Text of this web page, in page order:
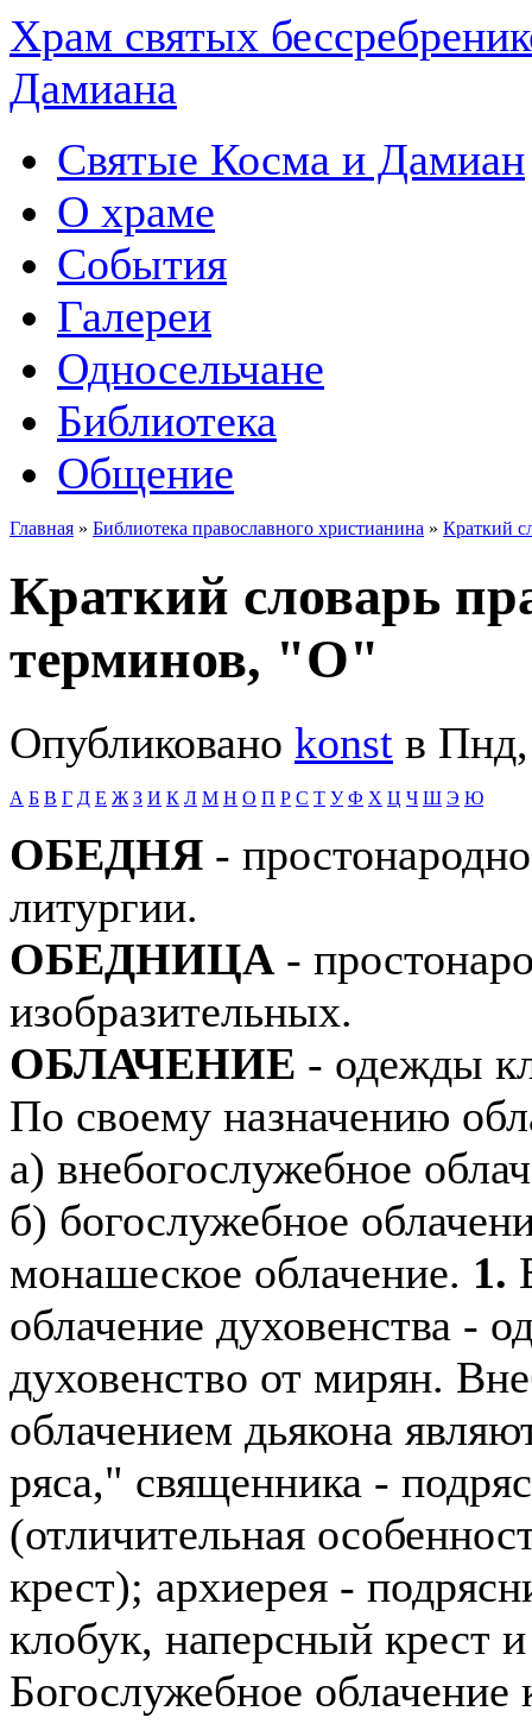
Храм святых
Дамиана
Святые Косма и Дамиан
О храме
События
Галереи
Односельчане
Библиотека
Общение
Главная » Библиотека православного христианина » Краткий
Краткий словарь
терминов, "О"
Опубликовано konst в
А Б В Г Д Е Ж З И К Л М Н О П Р С Т У Ф Х Ц Ч Ш Э Ю
ОБЕДНЯ -
литургии.
ОБЕДНИЦА -
изобразительных.
ОБЛАЧЕНИЕ - одежды
По своему назначению
а) внебогослужебное
б) богослужебное
монашеское облачение. 1.
облачение духовенства -
духовенство от мирян.
облачением дьякона
ряса," священника -
(отличительная
крест); архиерея -
клобук, наперсный крест
Богослужебное